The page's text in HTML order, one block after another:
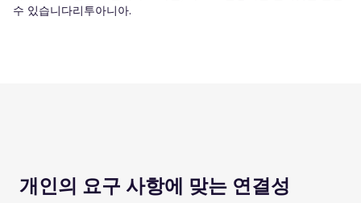
수 있습니다리투아니아.
개인의 요구 사항에 맞는 연결성